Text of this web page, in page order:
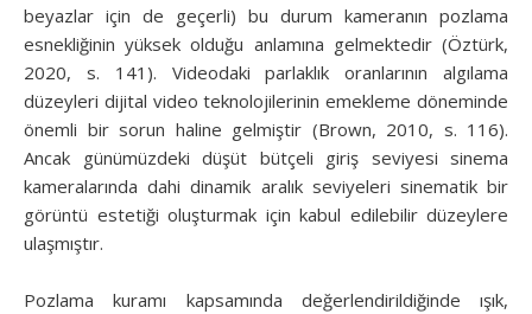
beyazlar için de geçerli) bu durum kameranın pozlama
esnekliğinin yüksek olduğu anlamına gelmektedir (Öztürk,
2020, s. 141). Videodaki parlaklık oranlarının algılama
düzeyleri dijital video teknolojilerinin emekleme döneminde
önemli bir sorun haline gelmiştir (Brown, 2010, s. 116).
Ancak günümüzdeki düşüt bütçeli giriş seviyesi sinema
kameralarında dahi dinamik aralık seviyeleri sinematik bir
görüntü estetiği oluşturmak için kabul edilebilir düzeylere
ulaşmıştır.
Pozlama kuramı kapsamında değerlendirildiğinde ışık,